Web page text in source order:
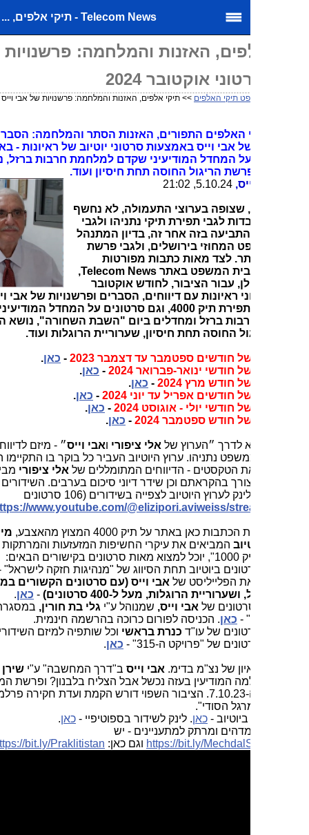
Telecom News - תיקי אלפים, ...
האזנות והמלחמה: פרשנויות של אבי
אוקטובר 2024
>> תיקי אלפים, האזנות והמלחמה: פרשנויות של אבי וייס בסרטוני
התפורים, האזנות הסתר והמלחמה: הסברים, דיווחים
אבי וייס באמצעות סרטוני יוטיוב של ראיונות - באוקטובר
על המחדל המודיעיני שקדם למלחמת חרבות ברזל, נושא
הריגול החוסה תחת חיסיון ועוד.
שצופה בערוצי התעמולה, לא נחשף
לגבי תפירת תיקי נתניהו ולגבי
בזה אחר זה, בדיון המתנהל
המחוזי בירושלים, ולגבי פרשת
לצד מאות כתבות מפורטות
ועדכונים מבית המשפט באתר Telecom News,
עבור הציבור, לחודש אוקטובר
ראיונות עם דיווחים, הסברים ופרשנויות של אבי וייס, הראשון
שחשף את תפירת תיק 4000, וגם סרטונים על המחדל המודיעיני שקדם
ברזל ומחדלים ביום "השבת השחורה", נושא החטופים,
החוסה תחת חיסיון, שערוריית הרוגלות ועוד.
חודשים ספטמבר עד דצמבר 2023 -כאן.
חודשי ינואר-פברואר 2024
-כאן.
חודש מרץ 2024
- כאן.
חודשים אפריל עד יוני 2024
-כאן.
יולי - אוגוסט 2024
-כאן.
חודש ספטמבר 2024
-כאן.
אלי ציפוריו אבי וייס״ - מיזם לדיווחים
נתניהו. ערוץ היוטיוב העביר כל בוקר בו התקיימו הדיונים
הטקסטים - הדיווחים המתומללים שלאלי ציפורימביהמ"ש על
בהקראתם וכן שידר דיוני סיכום בערבים. השידורים הסתיימו
ב-6.7.23. הלינק לערוץ היוטיוב לצפייה בשידורים (106 סרטונים
https://www.youtube.com/@elizipori.aviweiss/
כאן באתר על תיק 4000 המצוץ מהאצבע,
מי שמעוניין
המביאים את עיקרי החשיפות המזעזעות והמרתקות ב"תיק
, יוכל למצוא מאות סרטונים בקישורים הבאים:
ביוטיוב תחת הסיווג של "מנהיגות חזקה לישראל" -כאן. זה
הפלייליסט שלאבי וייס (עם סרטונים הקשורים במלחמת
ושערוריית הרוגלות,מעל ל-400 סרטונים )
-כאן.
אבי וייס, שמנוהל ע"יגלי בת חורין,במסגרת "פורום
. הכניסה לפורום כרוכה בהרשמה חינמית.
של עו"דכנרת בראשיוכל שותפיה למיזם השידורים -כאן.
של "פרויקט ה-315" -
כאן .
של נצ"מ בדימ.אבי וייסב"דרך המחשבה" ע"ישירן רז של שעה
מה המודיעין בעזה נכשל אבל הצליח בלבנון? ופרשת המרגל
החמורה מה-7.10.23. הציבור השפוי דורש הקמת ועדת חקירה פרלמנטרית
. לינק לשידור בספוטיפיי -כאן.
ומרתק למתעניינים - יש
https://bit.ly/וגם כאן:https://bit.ly/Praklitistan. וגם כאן.